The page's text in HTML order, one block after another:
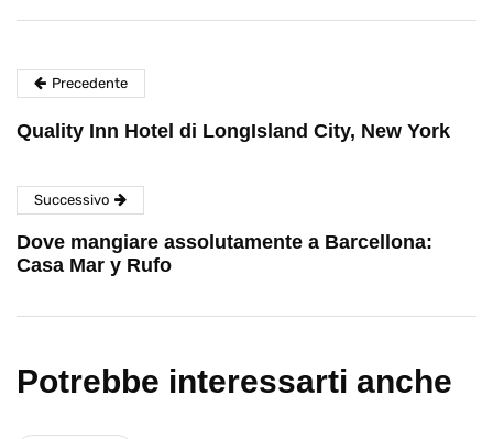
Precedente
Quality Inn Hotel di LongIsland City, New York
Successivo
Dove mangiare assolutamente a Barcellona:
Casa Mar y Rufo
Potrebbe interessarti anche